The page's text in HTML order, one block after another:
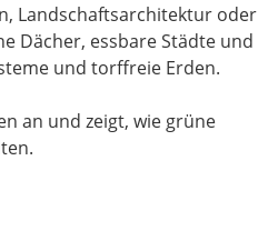
Landschaftsarchitektur oder
Dächer, essbare Städte und
und torffreie Erden.
an und zeigt, wie grüne